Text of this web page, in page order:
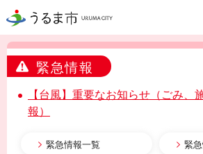
うるま市
緊急情報
【台風】重要なお知らせ（ごみ、
報）
緊急情報一覧 緊